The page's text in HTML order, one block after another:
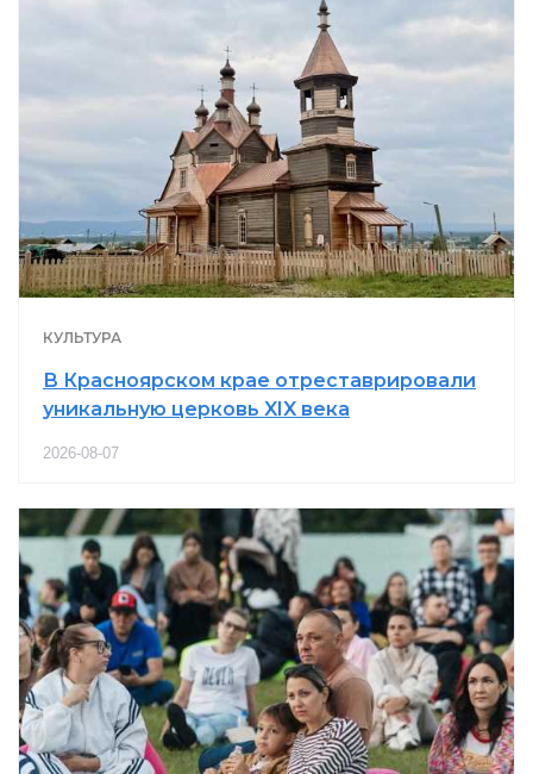
КУЛЬТУРА
В Красноярском крае отреставрировали
уникальную церковь XIX века
2026-08-07